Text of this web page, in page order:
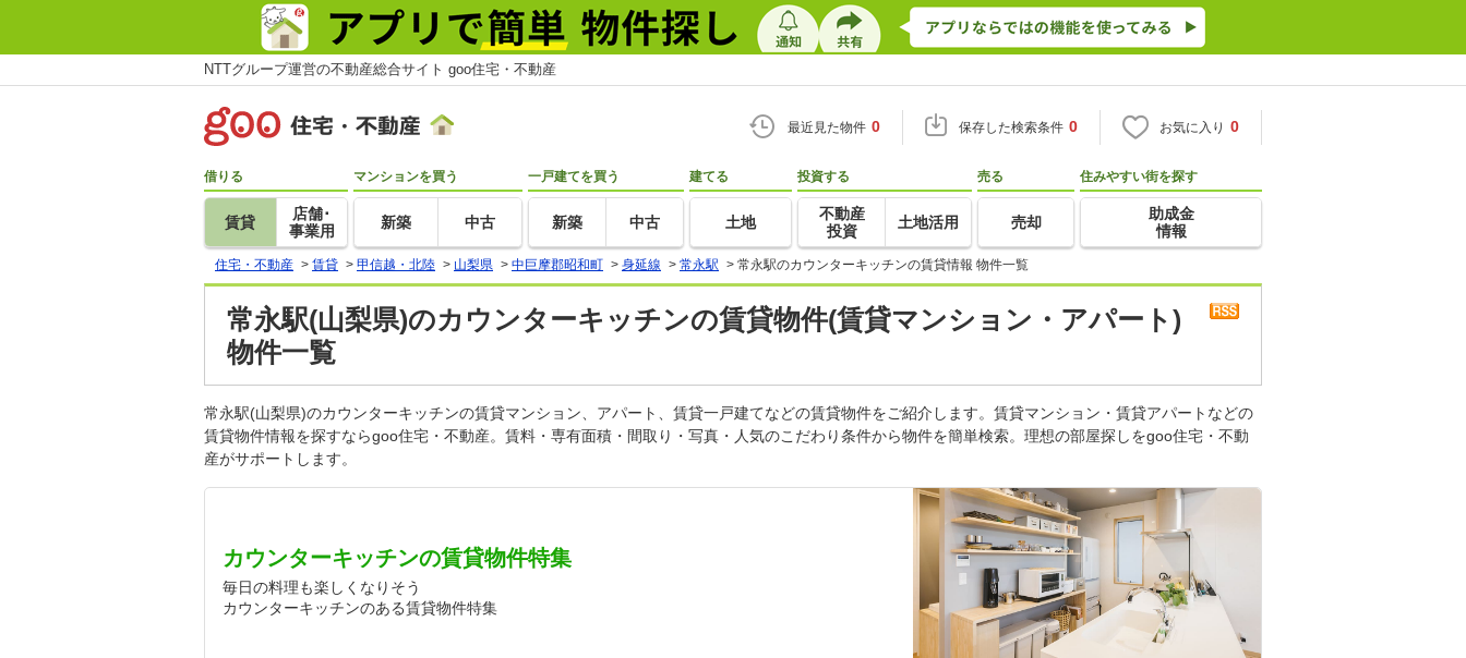
NTTグループ運営の不動産総合サイト goo住宅・不動産
最近見た物件 0 保存した検索条件 0 お気に入り 0
借りる
賃貸
店舗･
事業用
マンションを買う
新築 中古
一戸建てを買う
新築 中古
建てる
土地
投資する
不動産
投資
土地活用
売る
売却
住みやすい街を探す
助成金
情報
住宅・不動産 > 賃貸 > 甲信越・北陸 > 山梨県 > 中巨摩郡昭和町 > 身延線 > 常永駅 > 常永駅のカウンターキッチンの賃貸情報 物件一覧
常永駅(山梨県)のカウンターキッチンの賃貸物件(賃貸マンション・アパート)
物件一覧
常永駅(山梨県)のカウンターキッチンの賃貸マンション、アパート、賃貸一戸建てなどの賃貸物件をご紹介します。賃貸マンション・賃貸アパートなどの
賃貸物件情報を探すならgoo住宅・不動産。賃料・専有面積・間取り・写真・人気のこだわり条件から物件を簡単検索。理想の部屋探しをgoo住宅・不動
産がサポートします。
カウンターキッチンの賃貸物件特集
毎日の料理も楽しくなりそう
カウンターキッチンのある賃貸物件特集